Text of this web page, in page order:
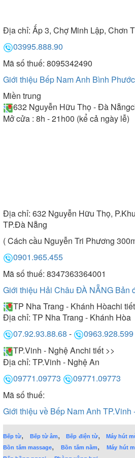
Địa chỉ: Ấp 3, Chợ Minh Lập, Chơn
03995.888.90
Mã số thuế: 8095342490
Giới thiệu Bếp Nam Anh Bình Phước
Miền trung
632 Nguyễn Hữu Thọ - Đà Nẵng
Mở cửa : 8h - 21h00 (kể cả ngày lễ)
Địa chỉ: 632 Nguyễn Hữu Thọ,
TP.Đà Nẵng
( Cách cầu Nguyễn Tri Phương
0901.965.455
Mã số thuế: 8347363364001
Giới thiệu Hải Châu ĐÀ NẴNG Bản
TP Nha Trang - Khánh Hòachi
Địa chỉ: TP Nha Trang - Khánh Hòa
07.92.93.88.68 -
0963.928.599
TP.Vinh - Nghệ Anchi tiết >>
Địa chỉ: TP.Vinh - Nghệ An
09771.09773
09771.09773
Mã số thuế:
Giới thiệu về Bếp Nam Anh
Bếp từ, Bếp từ âm,Bếp điện từ,Máy hút
Bồn tắm massage,Bồn tắm nằm,Máy hút